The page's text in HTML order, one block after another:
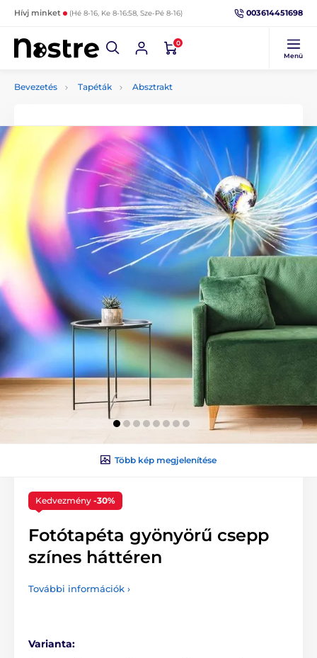
Hívj minket (Hé 8-16, Ke 8-16:58, Sze-Pé 8-16) 003614451698
0
Menü
Bevezetés Tapéták Absztrakt
Több kép megjelenítése
Kedvezmény -30%
Fotótapéta gyönyörű csepp
színes háttéren
További információk ›
Varianta: